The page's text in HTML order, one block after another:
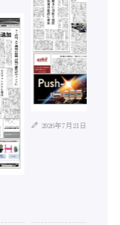
2026年7月21日